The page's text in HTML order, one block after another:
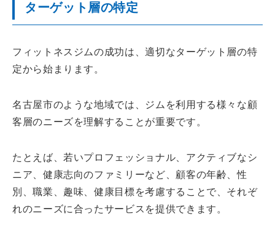
ターゲット層の特定
フィットネスジムの成功は、適切なターゲット層の特
定から始まります。
名古屋市のような地域では、ジムを利用する様々な顧
客層のニーズを理解することが重要です。
たとえば、若いプロフェッショナル、アクティブなシ
ニア、健康志向のファミリーなど、顧客の年齢、性
別、職業、趣味、健康目標を考慮することで、それぞ
れのニーズに合ったサービスを提供できます。